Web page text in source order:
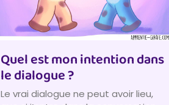
Quel est mon intention dans
le dialogue ?
Le vrai dialogue ne peut avoir lieu,